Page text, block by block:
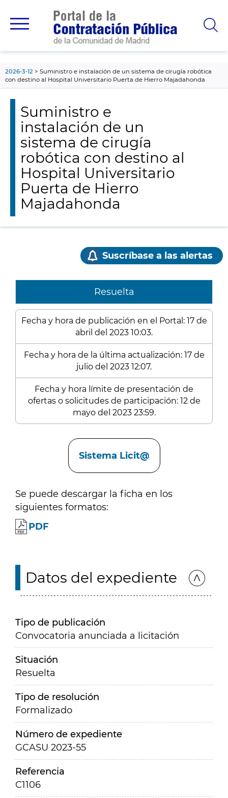
principal
2026-3-12
Suministro e instalación de un sistema de cirugía robótica
con destino al Hospital Universitario Puerta de Hierro Majadahonda
Suministro e
instalación de un
sistema de cirugía
robótica con destino al
Hospital Universitario
Puerta de Hierro
Majadahonda
Suscríbase a las alertas
Resuelta
Fecha y hora de publicación en el Portal: 17 de
abril del 2023 10:03.
Fecha y hora de la última actualización: 17 de
julio del 2023 12:07.
Fecha y hora límite de presentación de
ofertas o solicitudes de participación: 12 de
mayo del 2023 23:59.
Sistema Licit@
Se puede descargar la ficha en los
siguientes formatos:
PDF
Datos del expediente
Tipo de publicación
Convocatoria anunciada a licitación
Situación
Resuelta
Tipo de resolución
Formalizado
Número de expediente
GCASU 2023-55
Referencia
C1106